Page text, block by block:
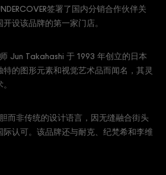
签署了国内分销合作伙伴关
设该品牌的第一家门店。
师 Jun Takahashi 于 1993 年创立的日本
的图形元素和视觉艺术品而闻名，其灵
胆而非传统的设计语言，因无缝融合街头
际认可。该品牌还与耐克、纪梵希和李维